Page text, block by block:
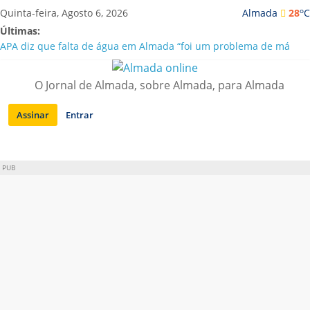
Saltar
para
conteúdo
Almada 28oC
Quinta-feira, Agosto 6, 2026
Últimas:
APA diz que falta de água em Almada “foi um problema de má
Laranjeiro | Cultura pop asiática invade a Casa Amarela
Ponte 25 de Abril celebra 60 anos com programa cultural entre
Lisboa e Almada
Situação de alerta em Almada renovada até final de Agosto
O Jornal de Almada, sobre Almada, para Almada
Assinar Entrar
PUB